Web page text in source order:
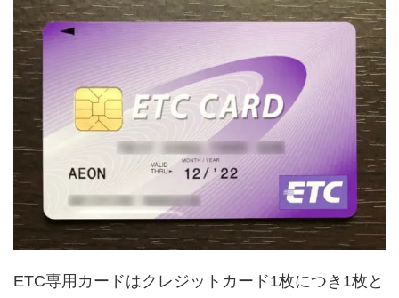
ETC専用カードはクレジットカード1枚につき1枚と